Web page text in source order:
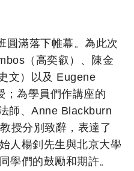
圓滿落下帷幕。為此次
（高奕叡）、陳金
文）以及 Eugene
；為學員們作講座的
師、Anne Blackburn
授分別致辭，表達了
人楊釗先生與北京大學
學們的鼓勵和期許。